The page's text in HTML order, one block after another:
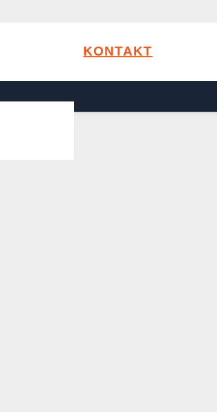
KONTAKT